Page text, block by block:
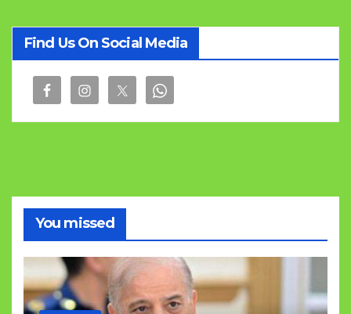
Find Us On Social Media
You missed